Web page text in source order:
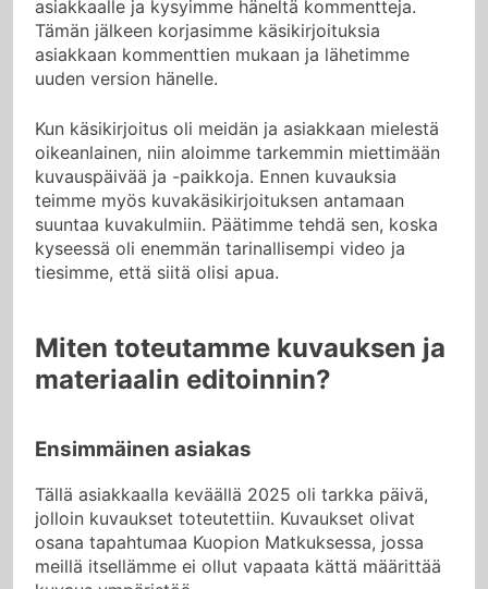
asiakkaalle ja kysyimme häneltä kommentteja.
Tämän jälkeen korjasimme käsikirjoituksia
asiakkaan kommenttien mukaan ja lähetimme
uuden version hänelle.
Kun käsikirjoitus oli meidän ja asiakkaan mielestä
oikeanlainen, niin aloimme tarkemmin miettimään
kuvauspäivää ja -paikkoja. Ennen kuvauksia
teimme myös kuvakäsikirjoituksen antamaan
suuntaa kuvakulmiin. Päätimme tehdä sen, koska
kyseessä oli enemmän tarinallisempi video ja
tiesimme, että siitä olisi apua.
Miten toteutamme kuvauksen ja
materiaalin editoinnin?
Ensimmäinen asiakas
Tällä asiakkaalla keväällä 2025 oli tarkka päivä,
jolloin kuvaukset toteutettiin. Kuvaukset olivat
osana tapahtumaa Kuopion Matkuksessa, jossa
meillä itsellämme ei ollut vapaata kättä määrittää